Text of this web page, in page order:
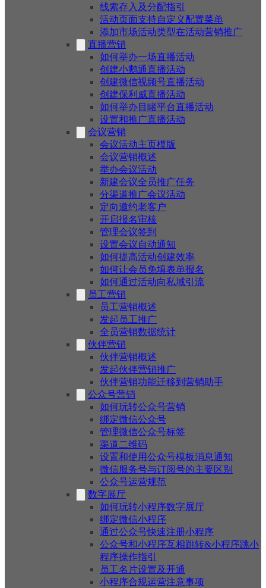
线索存入及分配指引
活动页面支持自定义配置菜单
添加市场活动类型在活动营销推广
直播营销
如何举办一场直播活动
创建小鹅通直播活动
创建微信视频号直播活动
创建保利威直播活动
如何举办目睹平台直播活动
设置和推广直播活动
会议营销
会议活动主页模版
会议营销概述
举办会议活动
新建会议全员推广任务
分渠道推广会议活动
定向邀约老客户
开启报名审核
管理会议签到
设置会议自动通知
如何提高活动创建效率
如何让会员免填表单报名
如何通过活动向私域引流
员工营销
员工营销概述
发起员工推广
全员营销数据统计
伙伴营销
伙伴营销概述
发起伙伴营销推广
伙伴营销功能迁移到营销助手
公众号营销
如何玩转公众号营销
绑定微信公众号
管理微信公众号标签
渠道二维码
设置和使用公众号模板消息通知
微信服务号与订阅号的主要区别
公众号运营规范
数字展厅
如何玩转小程序数字展厅
绑定微信小程序
通过公众号快速注册小程序
公众号和小程序互相跳转&小程序跳小
程序操作指引
员工名片设置及开通
小程序合规运营注意事项